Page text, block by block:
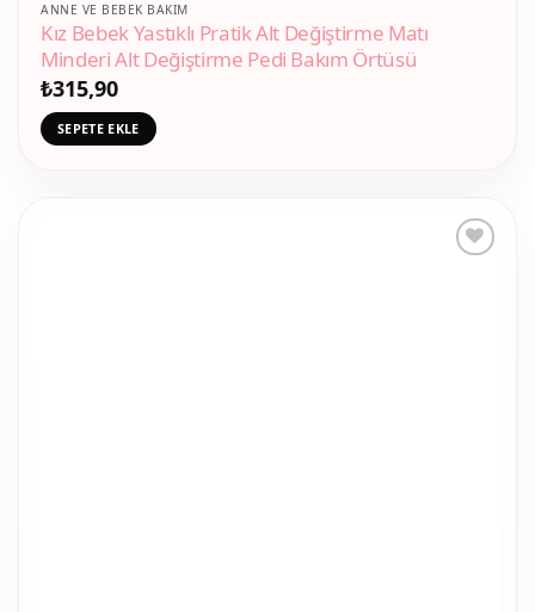
ANNE VE BEBEK BAKIM
Kız Bebek Yastıklı Pratik Alt Değiştirme Matı
Minderi Alt Değiştirme Pedi Bakım Örtüsü
₺315,90
SEPETE EKLE